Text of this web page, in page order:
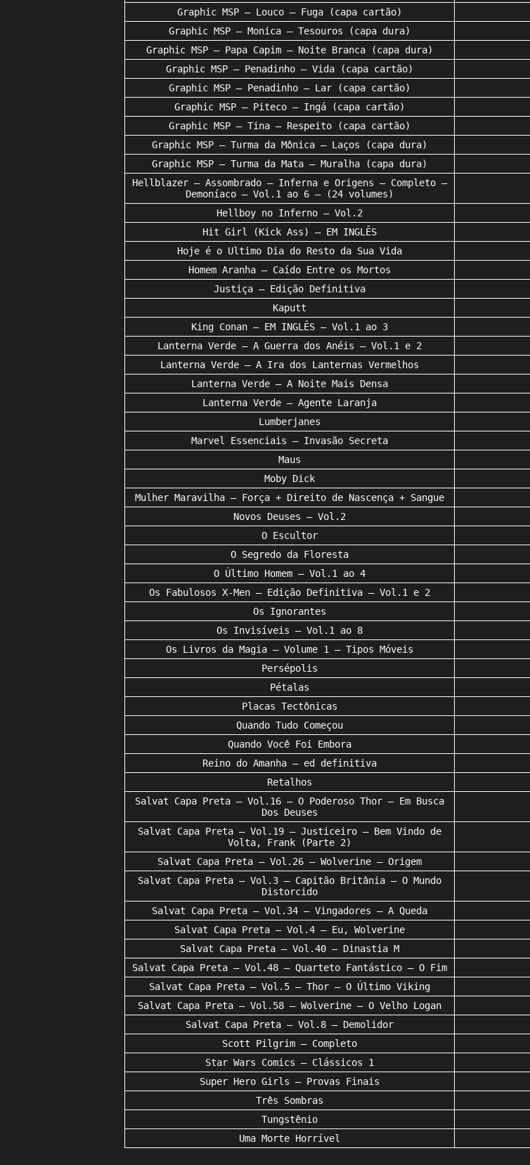
Graphic MSP – Louco – Fuga (capa cartão)
Graphic MSP – Monica – Tesouros (capa dura)
Graphic MSP – Papa Capim – Noite Branca (capa dura)
Graphic MSP – Penadinho – Vida (capa cartão)
Graphic MSP – Penadinho – Lar (capa cartão)
Graphic MSP – Piteco – Ingá (capa cartão)
Graphic MSP – Tina – Respeito (capa cartão)
Graphic MSP – Turma da Mônica – Laços (capa dura)
Graphic MSP – Turma da Mata – Muralha (capa dura)
Hellblazer – Assombrado – Inferna e Origens – Completo –
Demoníaco – Vol.1 ao 6 – (24 volumes)
Hellboy no Inferno – Vol.2
Hit Girl (Kick Ass) – EM INGLÊS
Hoje é o Ultimo Dia do Resto da Sua Vida
Homem Aranha – Caído Entre os Mortos
Justiça – Edição Definitiva
Kaputt
King Conan – EM INGLÊS – Vol.1 ao 3
Lanterna Verde – A Guerra dos Anéis – Vol.1 e 2
Lanterna Verde – A Ira dos Lanternas Vermelhos
Lanterna Verde – A Noite Mais Densa
Lanterna Verde – Agente Laranja
Lumberjanes
Marvel Essenciais – Invasão Secreta
Maus
Moby Dick
Mulher Maravilha – Força + Direito de Nascença + Sangue
Novos Deuses – Vol.2
O Escultor
O Segredo da Floresta
O Último Homem – Vol.1 ao 4
Os Fabulosos X-Men – Edição Definitiva – Vol.1 e 2
Os Ignorantes
Os Invisíveis – Vol.1 ao 8
Os Livros da Magia – Volume 1 – Tipos Móveis
Persépolis
Pétalas
Placas Tectônicas
Quando Tudo Começou
Quando Você Foi Embora
Reino do Amanha – ed definitiva
Retalhos
Salvat Capa Preta – Vol.16 – O Poderoso Thor – Em Busca
Dos Deuses
Salvat Capa Preta – Vol.19 – Justiceiro – Bem Vindo de
Volta, Frank (Parte 2)
Salvat Capa Preta – Vol.26 – Wolverine – Origem
Salvat Capa Preta – Vol.3 – Capitão Britânia – O Mundo
Distorcido
Salvat Capa Preta – Vol.34 – Vingadores – A Queda
Salvat Capa Preta – Vol.4 – Eu, Wolverine
Salvat Capa Preta – Vol.40 – Dinastia M
Salvat Capa Preta – Vol.48 – Quarteto Fantástico – O Fim
Salvat Capa Preta – Vol.5 – Thor – O Último Viking
Salvat Capa Preta – Vol.58 – Wolverine – O Velho Logan
Salvat Capa Preta – Vol.8 – Demolidor
Scott Pilgrim – Completo
Star Wars Comics – Clássicos 1
Super Hero Girls – Provas Finais
Três Sombras
Tungstênio
Uma Morte Horrível